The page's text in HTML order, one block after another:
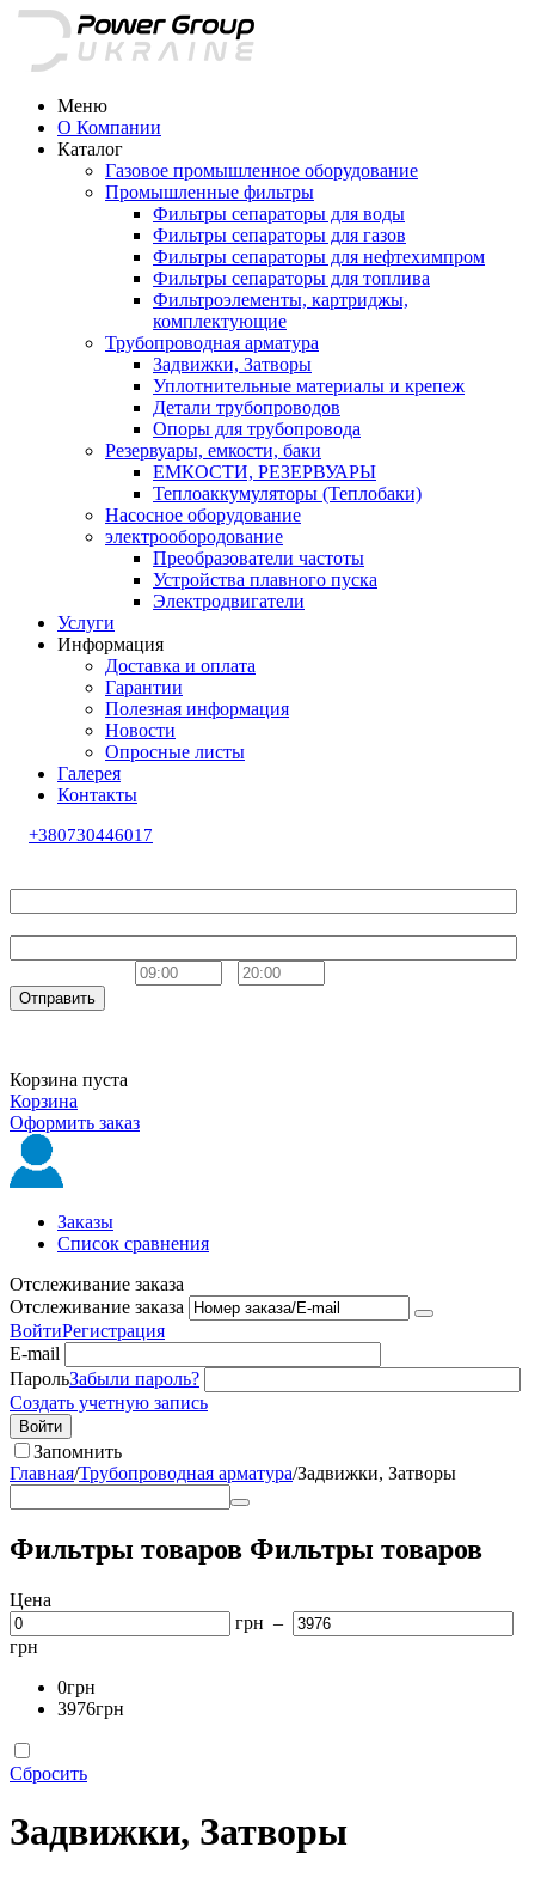
Меню
О Компании
Каталог
Газовое промышленное оборудование
Промышленные фильтры
Фильтры сепараторы для воды
Фильтры сепараторы для газов
Фильтры сепараторы для нефтехимпром
Фильтры сепараторы для топлива
Фильтроэлементы, картриджы,
комплектующие
Трубопроводная арматура
Задвижки, Затворы
Уплотнительные материалы и крепеж
Детали трубопроводов
Опоры для трубопровода
Резервуары, емкости, баки
ЕМКОСТИ, РЕЗЕРВУАРЫ
Теплоаккумуляторы (Теплобаки)
Насосное оборудование
электрообородование
Преобразователи частоты
Устройства плавного пуска
Электродвигатели
Услуги
Информация
Доставка и оплата
Гарантии
Полезная информация
Новости
Опросные листы
Галерея
Контакты
+380730446017
Отправить
Корзина пуста
Корзина
Оформить заказ
Заказы
Список сравнения
Отслеживание заказа
Отслеживание заказа
ВойтиРегистрация
E-mail
ПарольЗабыли пароль?
Создать учетную запись
Войти
Запомнить
Главная/Трубопроводная арматура/Задвижки, Затворы
Фильтры товаров Фильтры товаров
Цена
грн –
грн
0грн
3976грн
Сбросить
Задвижки, Затворы